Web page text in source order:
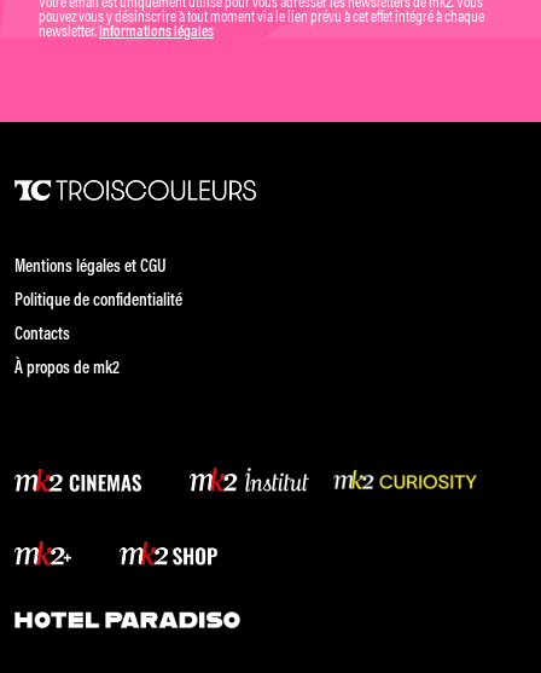
pouvez vous y désinscrire à tout moment via le lien prévu à cet effet intégré à chaque
newsletter. Informations légales
Mentions légales et CGU
Politique de confidentialité
Contacts
À propos de mk2